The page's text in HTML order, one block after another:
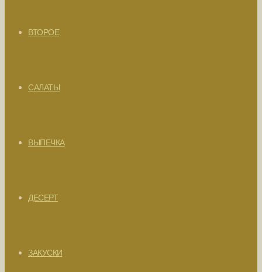
ВТОРОЕ
САЛАТЫ
ВЫПЕЧКА
ДЕСЕРТ
ЗАКУСКИ